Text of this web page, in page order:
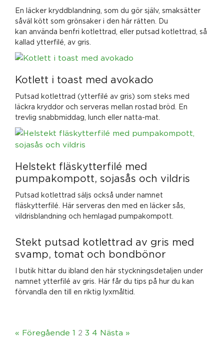
En läcker kryddblandning, som du gör själv, smaksätter
såväl kött som grönsaker i den här rätten. Du
kan använda benfri kotlettrad, eller putsad kotlettrad, så
kallad ytterfilé, av gris.
Kotlett i toast med avokado
Putsad kotlettrad (ytterfilé av gris) som steks med
läckra kryddor och serveras mellan rostad bröd. En
trevlig snabbmiddag, lunch eller natta-mat.
Helstekt fläskytterfilé med
pumpakompott, sojasås och vildris
Putsad kotlettrad säljs också under namnet
fläskytterfilé. Här serveras den med en läcker sås,
vildrisblandning och hemlagad pumpakompott.
Stekt putsad kotlettrad av gris med
svamp, tomat och bondbönor
I butik hittar du ibland den här styckningsdetaljen under
namnet ytterfilé av gris. Här får du tips på hur du kan
förvandla den till en riktig lyxmåltid.
« Föregående 1 2 3 4 Nästa »